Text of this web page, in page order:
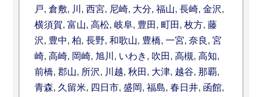
戸, 倉敷, 川 , 西宮, 尼崎, 大分, 福山, 長崎, 金沢,
横須賀, 富山, 高松, 岐阜, 豊田 , 町田 , 枚方, 藤
沢, 豊中, 柏, 長野, 和歌山, 豊橋, 一宮, 奈良 , 宮
崎, 高崎, 岡崎, 旭川 , いわき , 吹田 , 高槻, 高知,
前橋, 郡山, 所沢, 川越, 秋田 , 大津, 越谷, 那覇,
青森, 久留米, 四日市, 盛岡, 福島, 春日井, 函館,